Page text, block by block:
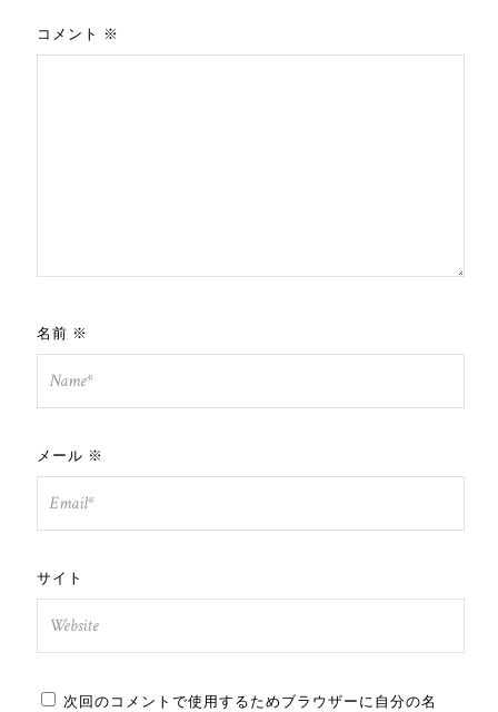
コメント ※
名前 ※
メール ※
サイト
次回のコメントで使用するためブラウザーに自分の名